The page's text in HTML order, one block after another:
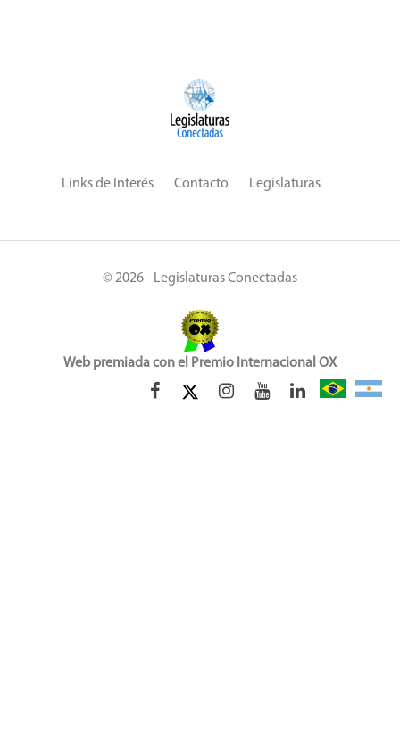
Links de Interés Contacto Legislaturas
© 2026 - Legislaturas Conectadas
Web premiada con el Premio Internacional OX